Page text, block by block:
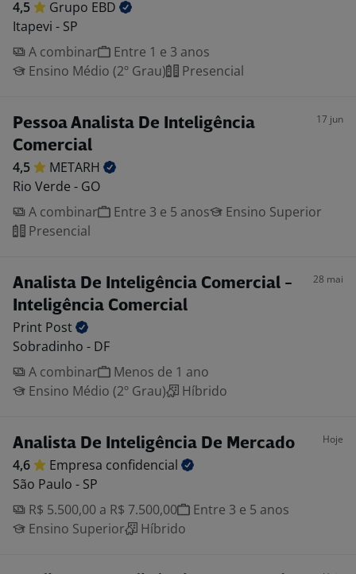
4,5 Grupo EBD
Itapevi - SP
A combinar
Entre 1 e 3 anos
Ensino Médio (2º Grau)
Presencial
Pessoa Analista De Inteligência
Comercial
17 jun
4,5
METARH
Rio Verde - GO
A combinar
Entre 3 e 5 anos
Ensino Superior
Presencial
Analista De Inteligência Comercial -
Inteligência Comercial
28 mai
Print Post
Sobradinho - DF
A combinar
Menos de 1 ano
Ensino Médio (2º Grau)
Híbrido
Analista De Inteligência De Mercado Hoje
4,6 Empresa confidencial
São Paulo - SP
R$ 5.500,00 a R$ 7.500,00
Entre 3 e 5 anos
Ensino Superior
Híbrido